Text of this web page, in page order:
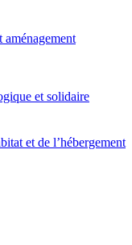
et solidaire
et de l’hébergement